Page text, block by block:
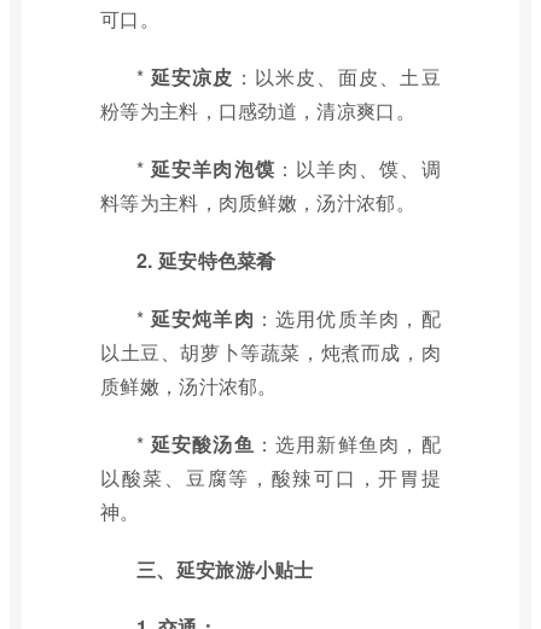
可口。
* 延安凉皮 ：以米皮、面皮、土豆
粉等为主料，口感劲道，清凉爽口。
* 延安羊肉泡馍 ：以羊肉、馍、调
料等为主料，肉质鲜嫩，汤汁浓郁。
2. 延安特色菜肴
* 延安炖羊肉 ：选用优质羊肉，配
以土豆、胡萝卜等蔬菜，炖煮而成，肉
质鲜嫩，汤汁浓郁。
* 延安酸汤鱼 ：选用新鲜鱼肉，配
以酸菜、豆腐等，酸辣可口，开胃提
神。
三、延安旅游小贴士